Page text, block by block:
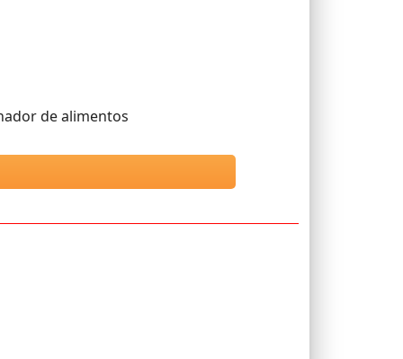
de alimentos